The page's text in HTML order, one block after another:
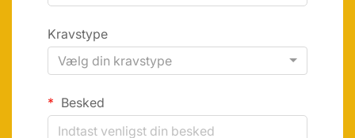
Kravstype
Vælg din kravstype
Besked